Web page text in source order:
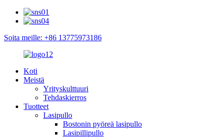
Soita meille: +86 13775973186
Koti
Meistä
Yrityskulttuuri
Tehdaskierros
Tuotteet
Lasipullo
Bostonin pyöreä lasipullo
Lasipillipullo